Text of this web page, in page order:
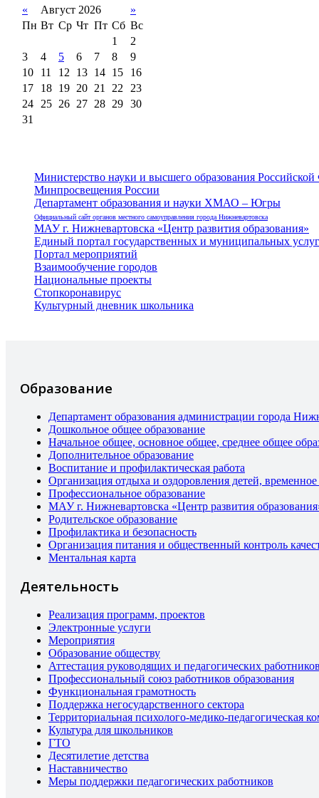
« Август 2026
»
Пн Вт Ср Чт Пт Сб Вс
1
2
3
4 5 6 7 8
9
10
11 12 13 14 15
16
17
18 19 20 21 22
23
24
25 26 27 28 29 30
31
Министерство науки и высшего образования
Минпросвещения России
Департамент образования и науки ХМАО – Югры
Официальный сайт органов местного самоуправления города Нижневартовска
МАУ г. Нижневартовска «Центр развития образования»
Единый портал государственных и муниципальных услуг
Портал мероприятий
Взаимообучение городов
Национальные проекты
Стопкоронавирус
Культурный дневник школьника
Образование
Департамент образования администрации города
Дошкольное общее образование
Начальное общее, основное общее, среднее общее
Дополнительное образование
Воспитание и профилактическая работа
Организация отдыха и оздоровления детей,
Профессиональное образование
МАУ г. Нижневартовска «Центр развития
Родительское образование
Профилактика и безопасность
Организация питания и общественный контроль
Ментальная карта
Деятельность
Реализация программ, проектов
Электронные услуги
Мероприятия
Образование обществу
Аттестация руководящих и педагогических работников
Профессиональный союз работников образования
Функциональная грамотность
Поддержка негосударственного сектора
Территориальная психолого-медико-педагогическая
Культура для школьников
ГТО
Десятилетие детства
Наставничество
Меры поддержки педагогических работников